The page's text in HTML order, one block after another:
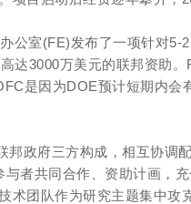
公室(FE)发布了一项针对
达3000万美元的联邦资助
是因为DOE预计短期内会
政府三方构成，相互协调
者共同合作、资助计画，
术团队作为研究主题集中攻克